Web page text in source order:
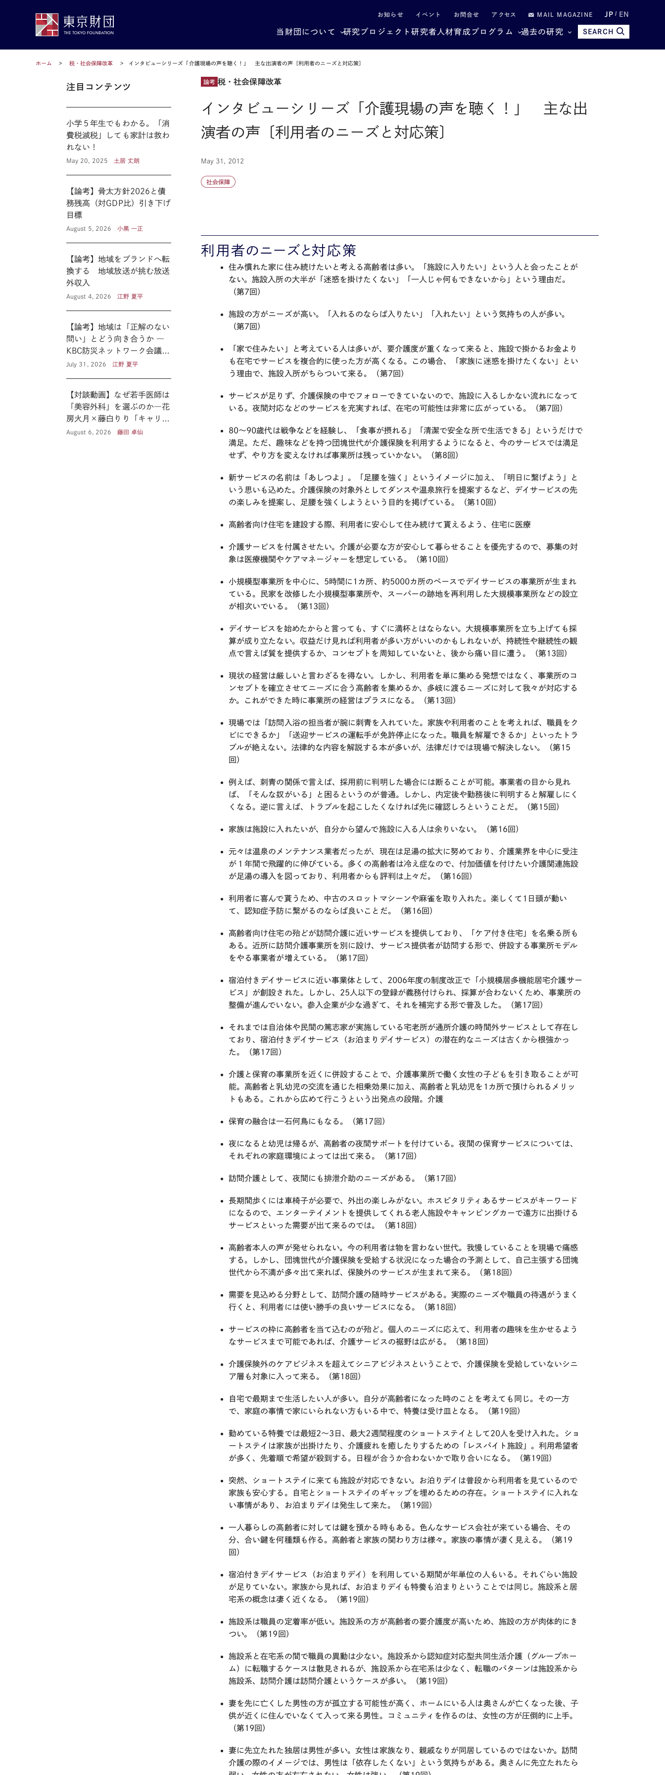
お知らせ イベント お問合せ アクセス MAIL MAGAZINE JP EN
当財団について 研究プロジェクト研究者 人材育成プログラム 過去の研究 SEARCH
ホーム 税・社会保障改革 インタビューシリーズ「介護現場の声を聴く！」 主な出演者の声〔利用者のニーズと対応策〕
論考 税・社会保障改革
インタビューシリーズ「介護現場の声を聴く！」 主な出
演者の声〔利用者のニーズと対応策〕
May 31, 2012
社会保障
利用者のニーズと対応策
住み慣れた家に住み続けたいと考える高齢者は多い。「施設に入りたい」という人と会ったことが
ない。施設入所の大半が「迷惑を掛けたくない」「一人じゃ何もできないから」という理由だ。
（第7回）
施設の方がニーズが高い。「入れるのならば入りたい」「入れたい」という気持ちの人が多い。
（第7回）
「家で住みたい」と考えている人は多いが、要介護度が重くなって来ると、施設で掛かるお金より
も在宅でサービスを複合的に使った方が高くなる。この場合、「家族に迷惑を掛けたくない」とい
う理由で、施設入所がちらついて来る。（第7回）
サービスが足りず、介護保険の中でフォローできていないので、施設に入るしかない流れになって
いる。夜間対応などのサービスを充実すれば、在宅の可能性は非常に広がっている。（第7回）
80～90歳代は戦争などを経験し、「食事が摂れる」「清潔で安全な所で生活できる」というだけで
満足。ただ、趣味などを持つ団塊世代が介護保険を利用するようになると、今のサービスでは満足
せず、やり方を変えなければ事業所は残っていかない。（第8回）
新サービスの名前は「あしつよ」。「足腰を強く」というイメージに加え、「明日に繋げよう」と
いう思いも込めた。介護保険の対象外としてダンスや温泉旅行を提案するなど、デイサービスの先
の楽しみを提案し、足腰を強くしようという目的を掲げている。（第10回）
高齢者向け住宅を建設する際、利用者に安心して住み続けて貰えるよう、住宅に医療
介護サービスを付属させたい。介護が必要な方が安心して暮らせることを優先するので、募集の対
象は医療機関やケアマネージャーを想定している。（第10回）
小規模型事業所を中心に、5時間に1カ所、約5000カ所のペースでデイサービスの事業所が生まれ
ている。民家を改修した小規模型事業所や、スーパーの跡地を再利用した大規模事業所などの設立
が相次いでいる。（第13回）
デイサービスを始めたからと言っても、すぐに満杯とはならない。大規模事業所を立ち上げても採
算が成り立たない。収益だけ見れば利用者が多い方がいいのかもしれないが、持続性や継続性の観
点で言えば質を提供するか、コンセプトを周知していないと、後から痛い目に遭う。（第13回）
現状の経営は厳しいと言わざるを得ない。しかし、利用者を単に集める発想ではなく、事業所のコ
ンセプトを確立させてニーズに合う高齢者を集めるか、多岐に渡るニーズに対して我々が対応する
か。これができた時に事業所の経営はプラスになる。（第13回）
現場では「訪問入浴の担当者が腕に刺青を入れていた。家族や利用者のことを考えれば、職員をク
ビにできるか」「送迎サービスの運転手が免許停止になった。職員を解雇できるか」といったトラ
ブルが絶えない。法律的な内容を解説する本が多いが、法律だけでは現場で解決しない。（第15
回）
例えば、刺青の関係で言えば、採用前に判明した場合には断ることが可能。事業者の目から見れ
ば、「そんな奴がいる」と困るというのが普通。しかし、内定後や勤務後に判明すると解雇しにく
くなる。逆に言えば、トラブルを起こしたくなければ先に確認しろということだ。（第15回）
家族は施設に入れたいが、自分から望んで施設に入る人は余りいない。（第16回）
元々は温泉のメンテナンス業者だったが、現在は足湯の拡大に努めており、介護業界を中心に受注
が１年間で飛躍的に伸びている。多くの高齢者は冷え症なので、付加価値を付けたい介護関連施設
が足湯の導入を図っており、利用者からも評判は上々だ。（第16回）
利用者に喜んで貰うため、中古のスロットマシーンや麻雀を取り入れた。楽しくて1日頭が動い
て、認知症予防に繋がるのならば良いことだ。（第16回）
高齢者向け住宅の殆どが訪問介護に近いサービスを提供しており、「ケア付き住宅」を名乗る所も
ある。近所に訪問介護事業所を別に設け、サービス提供者が訪問する形で、併設する事業所モデル
をやる事業者が増えている。（第17回）
宿泊付きデイサービスに近い事業体として、2006年度の制度改正で「小規模居多機能居宅介護サー
ビス」が創設された。しかし、25人以下の登録が義務付けられ、採算が合わないくため、事業所の
整備が進んでいない。参入企業が少な過ぎて、それを補完する形で普及した。（第17回）
それまでは自治体や民間の篤志家が実施している宅老所が通所介護の時間外サービスとして存在し
ており、宿泊付きデイサービス（お泊まりデイサービス）の潜在的なニーズは古くから根強かっ
た。（第17回）
介護と保育の事業所を近くに併設することで、介護事業所で働く女性の子どもを引き取ることが可
能。高齢者と乳幼児の交流を通じた相乗効果に加え、高齢者と乳幼児を1カ所で預けられるメリッ
トもある。これから広めて行こうという出発点の段階。介護
保育の融合は一石何鳥にもなる。（第17回）
夜になると幼児は帰るが、高齢者の夜間サポートを付けている。夜間の保育サービスについては、
それぞれの家庭環境によっては出て来る。（第17回）
訪問介護として、夜間にも排泄介助のニーズがある。（第17回）
長期間歩くには車椅子が必要で、外出の楽しみがない。ホスピタリティあるサービスがキーワード
になるので、エンターテイメントを提供してくれる老人施設やキャンピングカーで遠方に出掛ける
サービスといった需要が出て来るのでは。（第18回）
高齢者本人の声が発せられない。今の利用者は物を言わない世代。我慢していることを現場で痛感
する。しかし、団塊世代が介護保険を受給する状況になった場合の予測として、自己主張する団塊
世代から不満が多々出て来れば、保険外のサービスが生まれて来る。（第18回）
需要を見込める分野として、訪問介護の随時サービスがある。実際のニーズや職員の待遇がうまく
行くと、利用者には使い勝手の良いサービスになる。（第18回）
サービスの枠に高齢者を当て込むのが殆ど。個人のニーズに応えて、利用者の趣味を生かせるよう
なサービスまで可能であれば、介護サービスの裾野は広がる。（第18回）
介護保険外のケアビジネスを超えてシニアビジネスということで、介護保険を受給していないシニ
ア層も対象に入って来る。（第18回）
自宅で最期まで生活したい人が多い。自分が高齢者になった時のことを考えても同じ。その一方
で、家庭の事情で家にいられない方もいる中で、特養は受け皿となる。（第19回）
勤めている特養では最短2～3日、最大2週間程度のショートステイとして20人を受け入れた。ショ
ートステイは家族が出掛けたり、介護疲れを癒したりするための「レスパイト施設」。利用希望者
が多く、先着順で希望が殺到する。日程が合うか合わないかで取り合いになる。（第19回）
突然、ショートステイに来ても施設が対応できない。お泊りデイは普段から利用者を見ているので
家族も安心する。自宅とショートステイのギャップを埋めるための存在。ショートステイに入れな
い事情があり、お泊まりデイは発生して来た。（第19回）
一人暮らしの高齢者に対しては鍵を預かる時もある。色んなサービス会社が来ている場合、その
分、合い鍵を何種類も作る。高齢者と家族の関わり方は様々。家族の事情が凄く見える。（第19
回）
宿泊付きデイサービス（お泊まりデイ）を利用している期間が年単位の人もいる。それぐらい施設
が足りていない。家族から見れば、お泊まりデイも特養も泊まりということでは同じ。施設系と居
宅系の概念は凄く近くなる。（第19回）
施設系は職員の定着率が低い。施設系の方が高齢者の要介護度が高いため、施設の方が肉体的にき
つい。（第19回）
施設系と在宅系の間で職員の異動は少ない。施設系から認知症対応型共同生活介護（グループホー
ム）に転職するケースは散見されるが、施設系から在宅系は少なく、転職のパターンは施設系から
施設系、訪問介護は訪問介護というケースが多い。（第19回）
妻を先に亡くした男性の方が孤立する可能性が高く、ホームにいる人は奥さんが亡くなった後、子
供が近くに住んでいなくて入って来る男性。コミュニティを作るのは、女性の方が圧倒的に上手。
（第19回）
妻に先立たれた独居は男性が多い。女性は家族なり、親戚なりが同居しているのではないか。訪問
介護の際のイメージでは、男性は「依存したくない」という気持ちがある。奥さんに先立たれたら
注目コンテンツ
小学５年生でもわかる。「消
費税減税」しても家計は救わ
れない！
May 20, 2025 土居 丈朗
【論考】骨太方針2026と債
務残高（対GDP比）引き下げ
目標
August 5, 2026 小黒 一正
【論考】地域をブランドへ転
換する 地域放送が挑む放送
外収入
August 4, 2026 江野 夏平
【論考】地域は「正解のない
問い」とどう向き合うか ―
KBC防災ネットワーク会議に
見る新たな公共性 ―
July 31, 2026 江野 夏平
【対談動画】なぜ若手医師は
「美容外科」を選ぶのか―花
房火月×藤白りり「キャリア
の選択と覚悟」
August 6, 2026 藤田 卓仙